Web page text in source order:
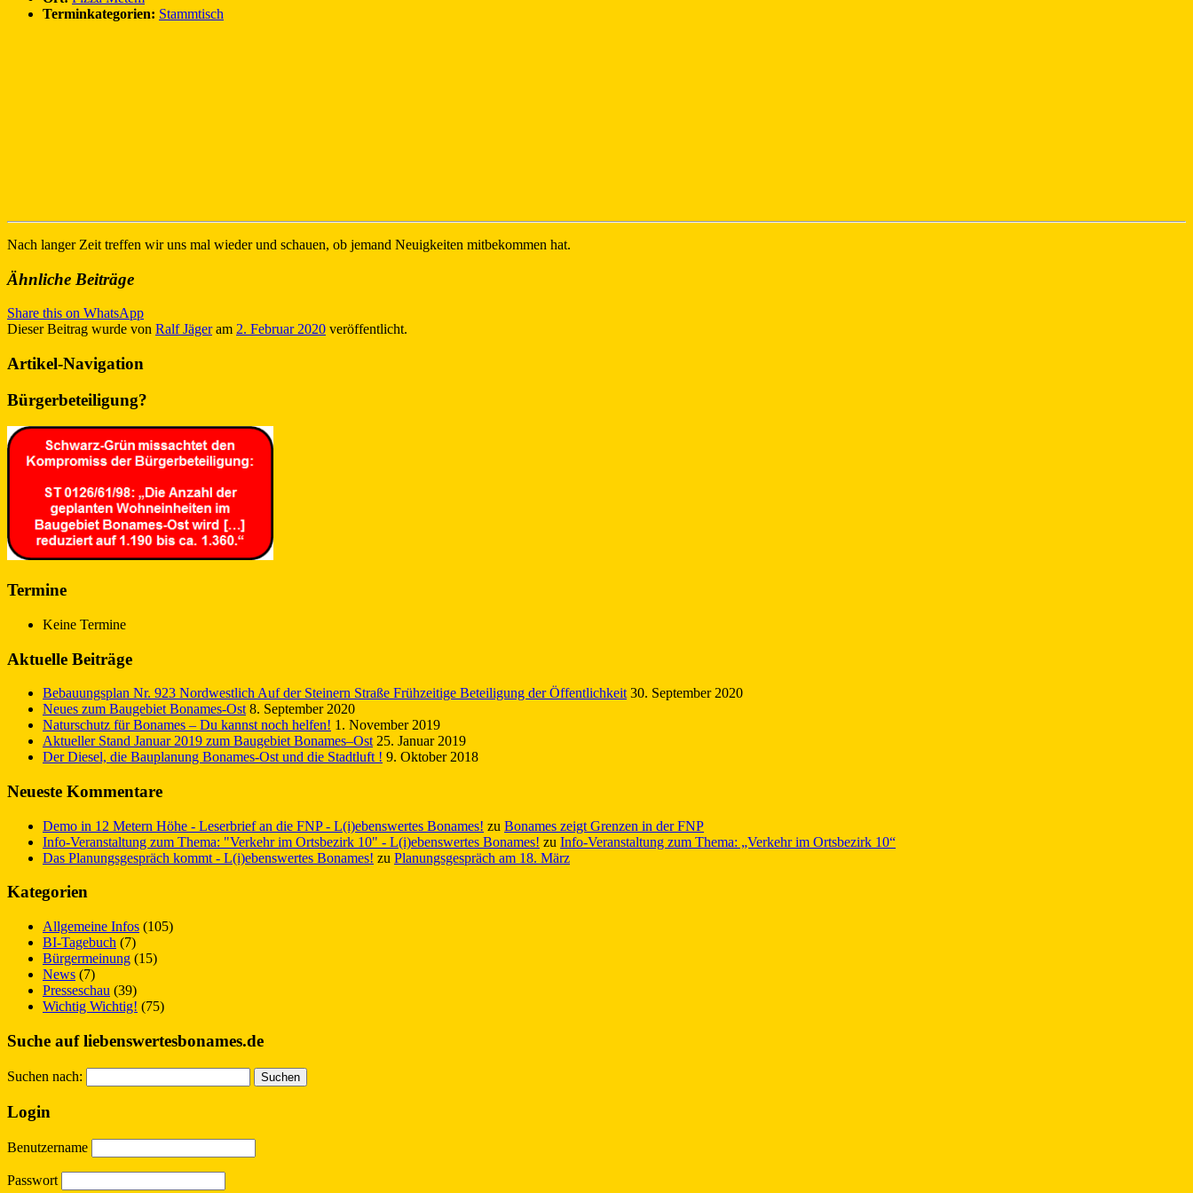
Terminkategorien: Stammtisch
Nach langer Zeit treffen wir uns mal wieder und schauen, ob jemand Neuigkeiten mitbekommen hat.
Ähnliche Beiträge
Share this on WhatsApp
Dieser Beitrag wurde von Ralf Jägeram 2. Februar 2020 veröffentlicht.
Artikel-Navigation
Bürgerbeteiligung?
Termine
Keine Termine
Aktuelle Beiträge
Bebauungsplan Nr. 923 Nordwestlich Auf der Steinern Straße Frühzeitige Beteiligung der Öffentlichkeit 30. September 2020
Neues zum Baugebiet Bonames-Ost 8. September 2020
Naturschutz für Bonames – Du kannst noch helfen! 1. November 2019
Aktueller Stand Januar 2019 zum Baugebiet Bonames–Ost 25. Januar 2019
Der Diesel, die Bauplanung Bonames-Ost und die Stadtluft ! 9. Oktober 2018
Neueste Kommentare
Demo in 12 Metern Höhe - Leserbrief an die FNP - L(i)ebenswertes Bonames! zu Bonames zeigt Grenzen in der FNP
Info-Veranstaltung zum Thema: "Verkehr im Ortsbezirk 10" - L(i)ebenswertes Bonames! zu Info-Veranstaltung zum Thema: „Verkehr im Ortsbezirk 10“
Das Planungsgespräch kommt - L(i)ebenswertes Bonames! zu Planungsgespräch am 18. März
Kategorien
Allgemeine Infos (105)
BI-Tagebuch (7)
Bürgermeinung (15)
News (7)
Presseschau (39)
Wichtig Wichtig! (75)
Suche auf liebenswertesbonames.de
Suchen nach:
Login
Benutzername
Passwort